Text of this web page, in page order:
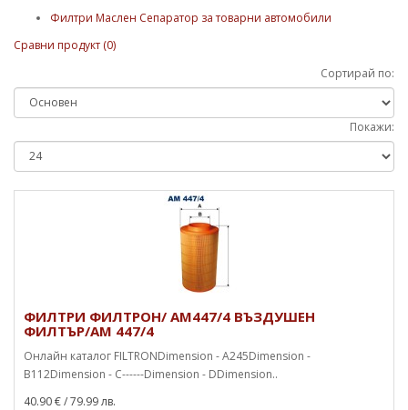
Филтри Маслен Сепаратор за товарни автомобили
Сравни продукт (0)
Сортирай по:
Покажи:
ФИЛТРИ ФИЛТРОН/ AM447/4 ВЪЗДУШЕН
ФИЛТЪР/AM 447/4
Онлайн каталог FILTRONDimension - A245Dimension -
B112Dimension - C------Dimension - DDimension..
40.90 €/ 79.99 лв.